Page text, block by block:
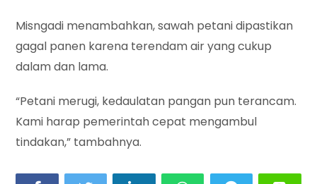
Misngadi menambahkan, sawah petani dipastikan
gagal panen karena terendam air yang cukup
dalam dan lama.
“Petani merugi, kedaulatan pangan pun terancam.
Kami harap pemerintah cepat mengambul
tindakan,” tambahnya.